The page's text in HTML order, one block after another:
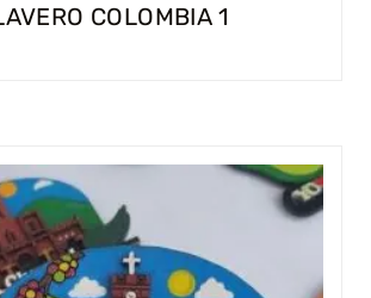
COLOMBIA 1